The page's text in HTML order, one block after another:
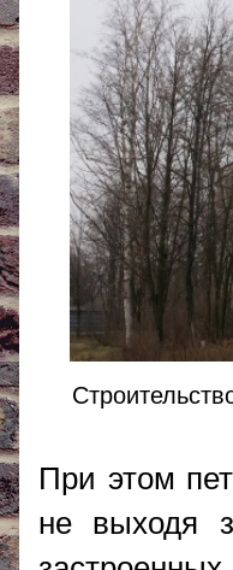
При этом
не выходя